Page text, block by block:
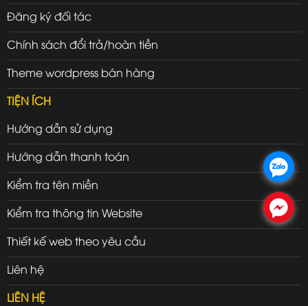
Đăng ký đối tác
Chính sách đổi trả/hoàn tiền
Theme wordpress bán hàng
TIỆN ÍCH
Hướng dẫn sử dụng
Hướng dẫn thanh toán
Kiểm tra tên miền
Kiểm tra thông tin Website
Thiết kế web theo yêu cầu
Liên hệ
LIÊN HỆ
.
.